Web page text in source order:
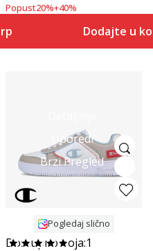
Popust20%+40%
Dodajte u
Uporedi
Brzi Pregled
Pogledaj slično
Dostupno boja:1